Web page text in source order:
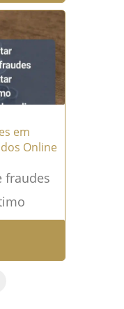
ou
→
em
Online
fraudes
por
seus